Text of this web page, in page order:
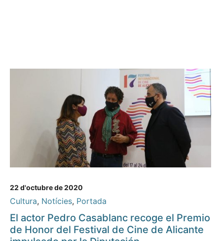
22 d'octubre de 2020
Cultura, Notícies, Portada
El actor Pedro Casablanc recoge el Premio
de Honor del Festival de Cine de Alicante